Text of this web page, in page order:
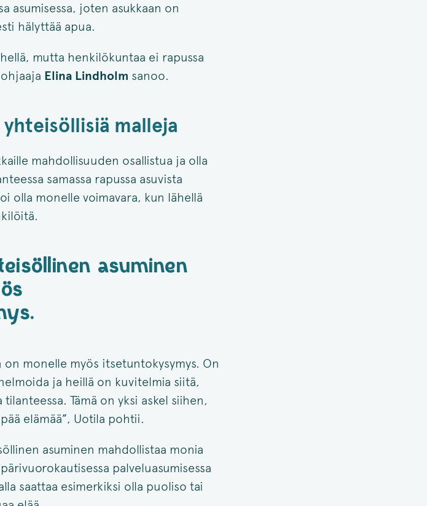
asumisessa, joten asukkaan on
hälyttää apua.
mutta henkilökuntaa ei rapussa
Elina Lindholm sanoo.
malleja
mahdollisuuden osallistua ja olla
samassa rapussa asuvista
olla monelle voimavara, kun lähellä
asuminen
monelle myös itsetuntokysymys. On
ja heillä on kuvitelmia siitä,
Tämä on yksi askel siihen,
elämää”, Uotila pohtii.
asuminen mahdollistaa monia
palveluasumisessa
saattaa esimerkiksi olla puoliso tai